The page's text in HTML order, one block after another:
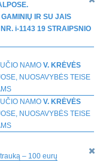
IR SU JAIS
i-1143 19 STRAIPSNIO
NAMO V. KRĖVĖS
NUOSAVYBĖS TEISE
NAMO V. KRĖVĖS
NUOSAVYBĖS TEISE
– 100 eurų